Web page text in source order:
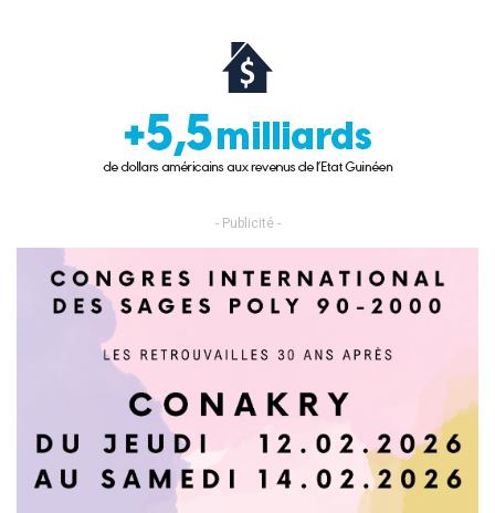
- Publicité -